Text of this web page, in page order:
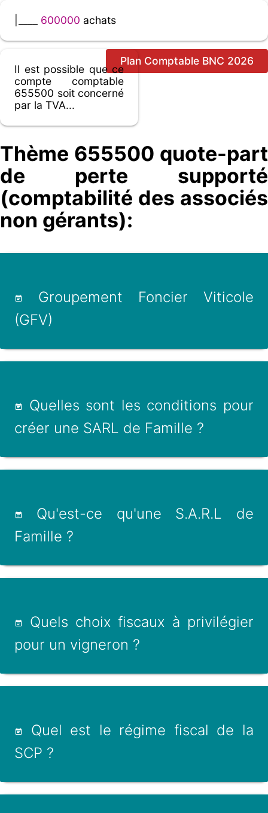
600000 achats
Plan Comptable BNC 2026
Il est possible que ce
compte comptable
655500 soit concerné
par la TVA...
Thème 655500 quote-part
de perte supporté
(comptabilité des associés
non gérants):
Groupement Foncier Viticole
(GFV)
Quelles sont les conditions pour
créer une SARL de Famille ?
Qu'est-ce qu'une S.A.R.L de
Famille ?
Quels choix fiscaux à privilégier
pour un vigneron ?
Quel est le régime fiscal de la
SCP ?